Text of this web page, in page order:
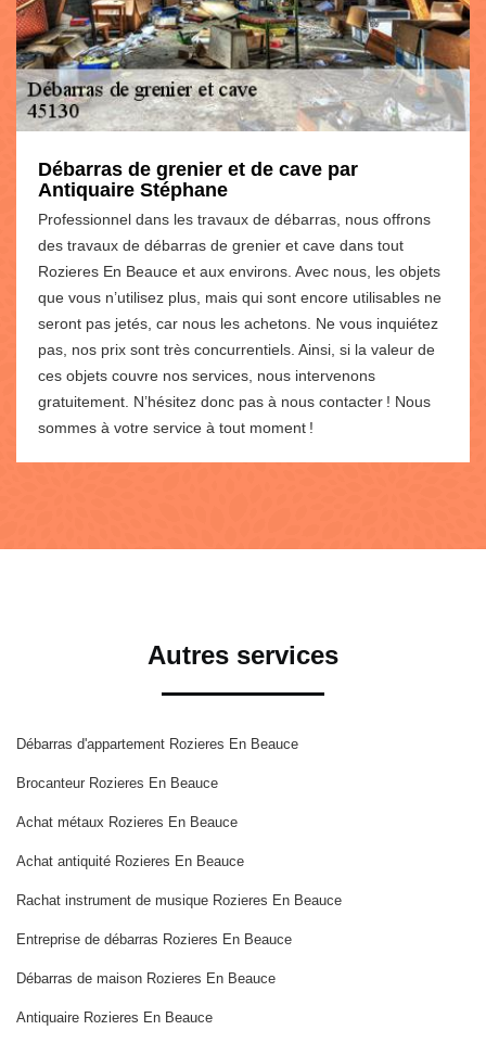
Débarras de grenier et de cave par
Antiquaire Stéphane
Professionnel dans les travaux de débarras, nous offrons
des travaux de débarras de grenier et cave dans tout
Rozieres En Beauce et aux environs. Avec nous, les objets
que vous n’utilisez plus, mais qui sont encore utilisables ne
seront pas jetés, car nous les achetons. Ne vous inquiétez
pas, nos prix sont très concurrentiels. Ainsi, si la valeur de
ces objets couvre nos services, nous intervenons
gratuitement. N’hésitez donc pas à nous contacter ! Nous
sommes à votre service à tout moment !
Autres services
Débarras d'appartement Rozieres En Beauce
Brocanteur Rozieres En Beauce
Achat métaux Rozieres En Beauce
Achat antiquité Rozieres En Beauce
Rachat instrument de musique Rozieres En Beauce
Entreprise de débarras Rozieres En Beauce
Débarras de maison Rozieres En Beauce
Antiquaire Rozieres En Beauce